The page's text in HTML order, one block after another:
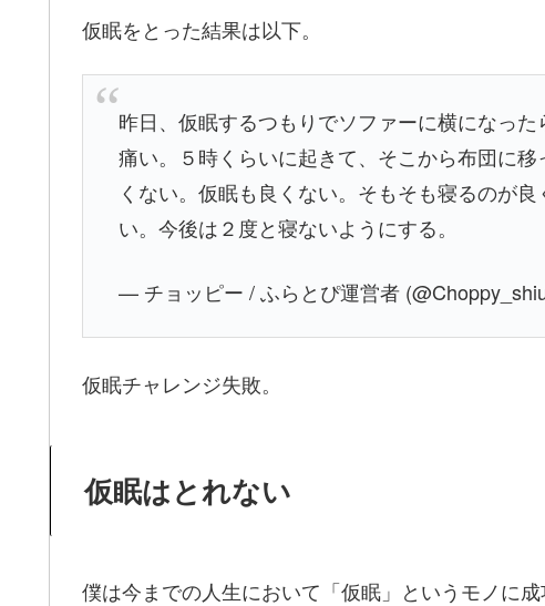
仮眠をとった結果は以下。
昨日、仮眠するつもりでソファーに横になっ
痛い。５時くらいに起きて、そこから布団に
くない。仮眠も良くない。そもそも寝るのが
い。今後は２度と寝ないようにする。
— チョッピー / ふらとぴ運営者
仮眠チャレンジ失敗。
仮眠はとれない
僕は今までの人生において「仮眠」というモノに成